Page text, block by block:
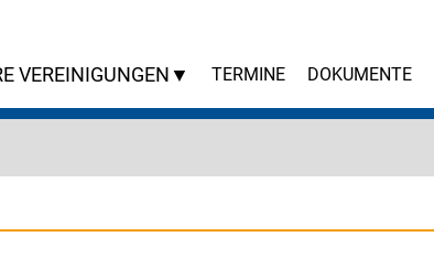
VEREINIGUNGEN▼ TERMINE DOKUMENTE